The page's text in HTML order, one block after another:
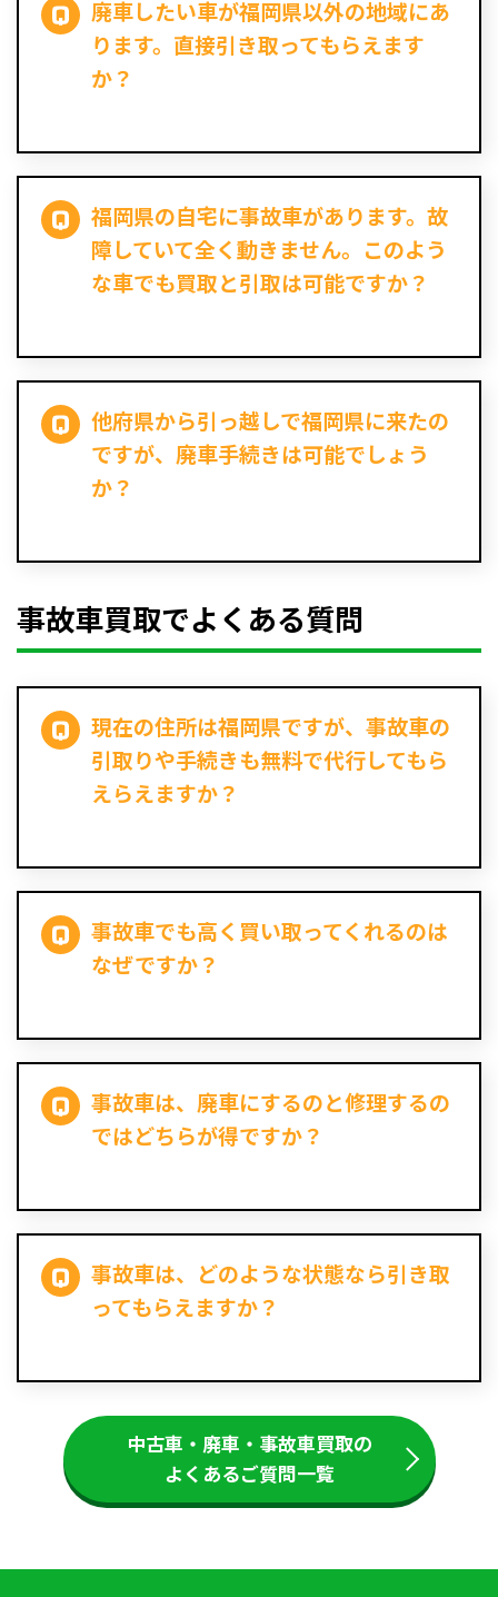
廃車したい車が福岡県以外の地域にあ
ります。直接引き取ってもらえます
か？
福岡県の自宅に事故車があります。故
障していて全く動きません。このよう
な車でも買取と引取は可能ですか？
他府県から引っ越しで福岡県に来たの
ですが、廃車手続きは可能でしょう
か？
事故車買取でよくある質問
現在の住所は福岡県ですが、事故車の
引取りや手続きも無料で代行してもら
えらえますか？
事故車でも高く買い取ってくれるのは
なぜですか？
事故車は、廃車にするのと修理するの
ではどちらが得ですか？
事故車は、どのような状態なら引き取
ってもらえますか？
中古車・廃車・事故車買取の
よくあるご質問一覧